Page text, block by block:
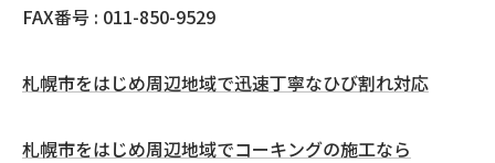
FAX番号 : 011-850-9529
札幌市をはじめ周辺地域で迅速丁寧なひび割れ対応
札幌市をはじめ周辺地域でコーキングの施工なら